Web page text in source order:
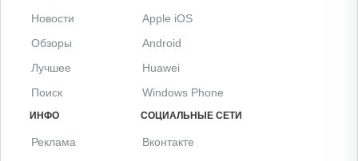
Новости
Обзоры
Лучшее
Поиск
Apple iOS
Android
Huawei
Windows Phone
ИНФО
Реклама
СОЦИАЛЬНЫЕ СЕТИ
Вконтакте